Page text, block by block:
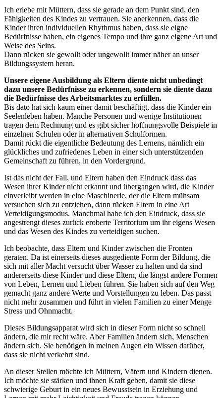
Ich erlebe mit Müttern, dass sie gerade an dem Punkt sind, den
Fähigkeiten des Kindes zu vertrauen. Sie anerkennen, dass die
Kinder ihren individuellen Rhythmus haben, dass sie eigne
Bedürfnisse haben, ein eigenes Tempo und ihre ganz eigene Art und
Weise des Seins.
Dann rücken sie gewollt oder ungewollt immer näher an unser
Bildungssystem heran.
Unsere eigene Ausbildung als Eltern diente nicht unbedingt
dazu unsere Bedürfnisse zu erkennen, sondern sie diente dazu
die Bedürfnisse des Arbeitsmarktes zu erfüllen.
Bis dato hat sich kaum einer damit beschäftigt, dass die Kinder ein
Seelenleben haben. Manche Personen und wenige Institutionen
tragen dem Rechnung und es gibt sicher hoffnungsvolle Beispiele in
einzelnen Schulen oder in alternativen Schulformen.
Damit rückt die eigentliche Bedeutung des Lernens, nämlich ein
glückliches und zufriedenes Leben in einer sich unterstützenden
Gemeinschaft zu führen, in den Vordergrund.
Ist das nicht der Fall, und Eltern haben den Eindruck dass das
Wesen ihrer Kinder nicht erkannt und übergangen wird, die Kinder
einverleibt werden in eine Maschinerie, der die Eltern mühsam
versuchen sich zu entziehen, dann rücken Eltern in eine Art
Verteidigungsmodus. Manchmal habe ich den Eindruck, dass sie
angestrengt dieses zurück eroberte Territorium um ihr eigens Wesen
und das Wesen des Kindes zu verteidigen suchen.
Ich beobachte, dass Eltern und Kinder zwischen die Fronten
geraten. Da ist einerseits dieses ausgediente Form der Bildung, die
sich mit aller Macht versucht über Wasser zu halten und da sind
andererseits diese Kinder und diese Eltern, die längst andere Formen
von Leben, Lernen und Lieben führen. Sie haben sich auf den Weg
gemacht ganz andere Werte und Vorstellungen zu leben. Das passt
nicht mehr zusammen und führt in vielen Familien zu einer Menge
Stress und Ohnmacht.
Dieses Bildungsapparat wird sich in dieser Form nicht so schnell
ändern, die mir recht wäre. Aber Familien ändern sich, Menschen
ändern sich. Sie benötigen in meinen Augen ein Wissen darüber,
dass sie nicht verkehrt sind.
An dieser Stellen möchte ich Müttern, Vätern und Kindern dienen.
Ich möchte sie stärken und ihnen Kraft geben, damit sie diese
schwierige Geburt in ein neues Bewusstsein in Erziehung und